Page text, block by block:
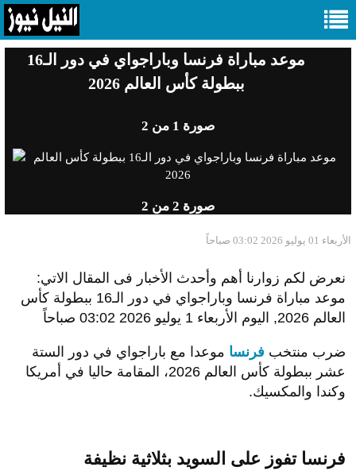
موعد مباراة فرنسا وباراجواي في دور الـ16
ببطولة كأس العالم 2026
صورة 1 من 2
صورة 2 من 2
الأربعاء 01 يوليو 2026 03:02 صباحاً
نعرض لكم زوارنا أهم وأحدث الأخبار فى المقال الاتي:
موعد مباراة فرنسا وباراجواي في دور الـ16 ببطولة كأس
العالم 2026, اليوم الأربعاء 1 يوليو 2026 03:02 صباحاً
ضرب منتخب فرنسا موعدا مع باراجواي في دور الستة
عشر ببطولة كأس العالم 2026، المقامة حاليا في أمريكا
وكندا والمكسيك.
فرنسا تفوز على السويد بثلاثية نظيفة